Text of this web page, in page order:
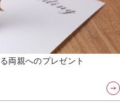
両親へのプレゼント